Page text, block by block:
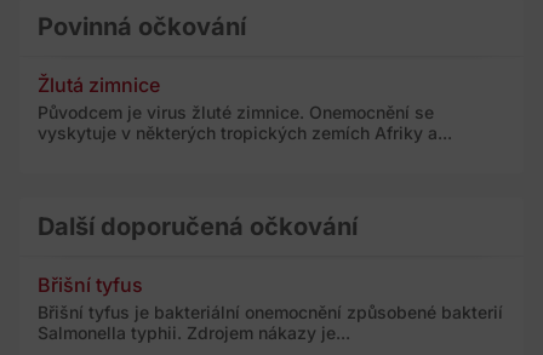
Povinná očkování
Žlutá zimnice
Původcem je virus žluté zimnice. Onemocnění se
vyskytuje v některých tropických zemích Afriky a...
Další doporučená očkování
Břišní tyfus
Břišní tyfus je bakteriální onemocnění způsobené bakterií
Salmonella typhii. Zdrojem nákazy je...